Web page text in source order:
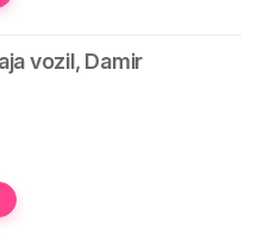
vozil, Damir